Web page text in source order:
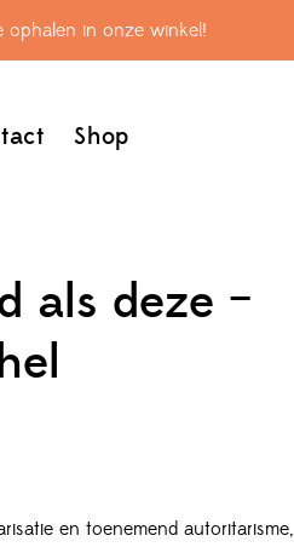
ophalen in onze winkel!
Shop
als deze –
en toenemend autoritarisme,